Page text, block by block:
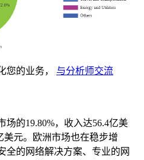
您的业务， 与分析师交流
场的19.80%，收入达56.4亿美
美元。欧洲市场也在稳步增
全的网络解决方案、专业的网